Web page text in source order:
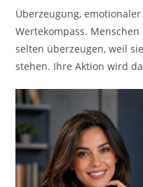
Überzeugung,
Wertekompass.
selten überzeugen, weil
stehen. Ihre Aktion wird